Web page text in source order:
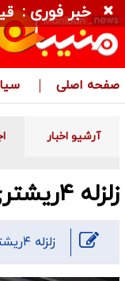
صفحه اصلی
آرشیو اخبار
زلزله ۴ریشتری البرز و تهران را لرزاند
زلزله ۴ریشتری در عمق ۸کیلومتری زمین البرز و تهران را لرزاند.
خبر فوری :